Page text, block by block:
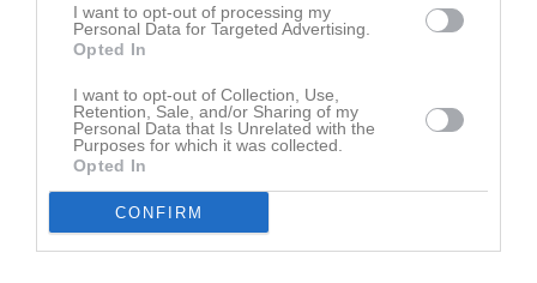
I want to opt-out of processing my
Personal Data for Targeted Advertising.
Opted In
I want to opt-out of Collection, Use,
Retention, Sale, and/or Sharing of my
Personal Data that Is Unrelated with the
Purposes for which it was collected.
Opted In
CONFIRM
Ingen video uppladdad
Logga in och ladda upp ert första klipp
Senast uppdaterade album